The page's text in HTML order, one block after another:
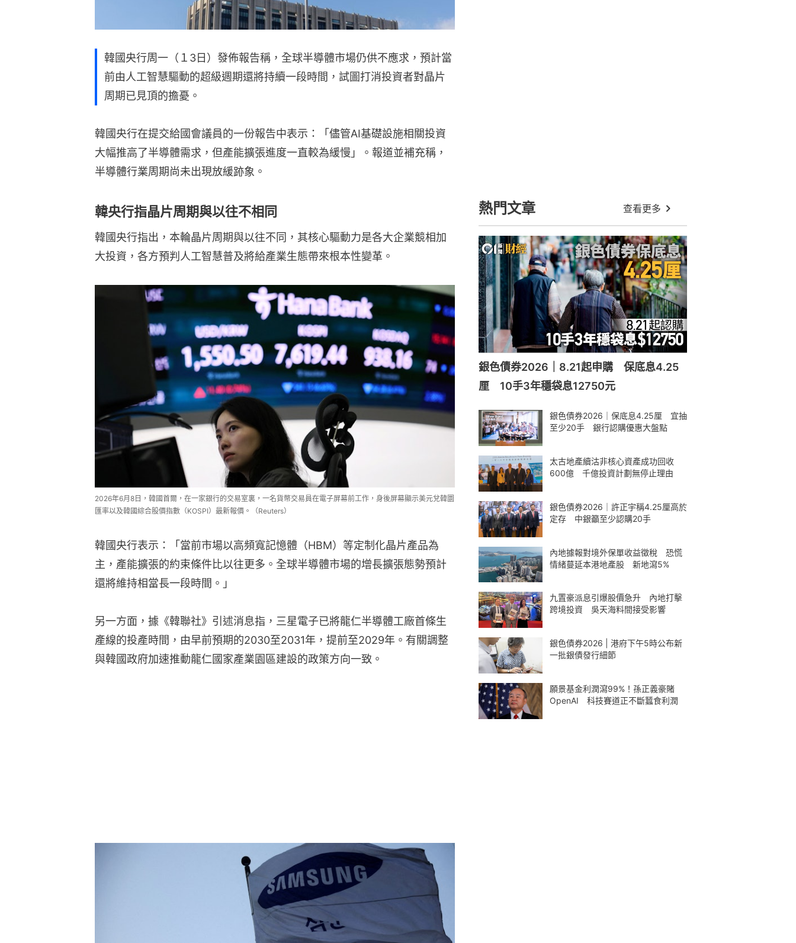
韓國央行周一（１3日）發佈報告稱，全球半導體市場仍供不應求，預計當
前由人工智慧驅動的超級週期還將持續一段時間，試圖打消投資者對晶片
周期已見頂的擔憂。
韓國央行在提交給國會議員的一份報告中表示：「儘管AI基礎設施相關投資
大幅推高了半導體需求，但產能擴張進度一直較為緩慢」。報道並補充稱，
半導體行業周期尚未出現放緩跡象。
韓央行指晶片周期與以往不相同
韓國央行指出，本輪晶片周期與以往不同，其核心驅動力是各大企業競相加
大投資，各方預判人工智慧普及將給產業生態帶來根本性變革。
2026年6月8日，韓國首爾，在一家銀行的交易室裏，一名貨幣交易員在電子屏幕前工作，身後屏幕顯示美元兌韓圜
匯率以及韓國綜合股價指數（KOSPI）最新報價。（Reuters）
韓國央行表示：「當前市場以高頻寬記憶體（HBM）等定制化晶片產品為
主，產能擴張的約束條件比以往更多。全球半導體市場的增長擴張態勢預計
還將維持相當長一段時間。」
另一方面，據《韓聯社》引述消息指，三星電子已將龍仁半導體工廠首條生
產線的投產時間，由早前預期的2030至2031年，提前至2029年。有關調整
與韓國政府加速推動龍仁國家產業園區建設的政策方向一致。
熱門文章 查看更多
銀色債券2026｜8.21起申購 保底息4.25
厘 10手3年穩袋息12750元
銀色債券2026｜保底息4.25厘 宜抽
至少20手 銀行認購優惠大盤點
太古地產續沽非核心資產成功回收
600億 千億投資計劃無停止理由
銀色債券2026｜許正宇稱4.25厘高於
定存 中銀籲至少認購20手
內地據報對境外保單收益徵稅 恐慌
情緒蔓延本港地產股 新地瀉5%
九置豪派息引爆股價急升 內地打擊
跨境投資 吳天海料間接受影響
銀色債券2026 | 港府下午5時公布新
一批銀債發行細節
願景基金利潤瀉99%！孫正義豪賭
OpenAI 科技賽道正不斷蠶食利潤